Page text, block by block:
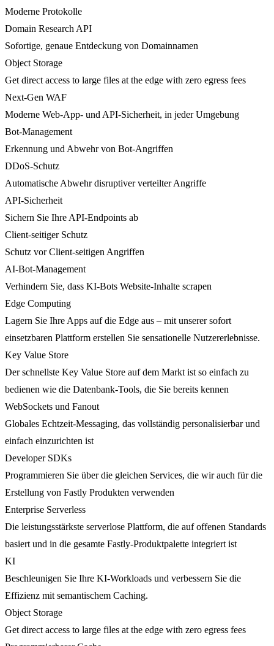
Moderne Protokolle
Domain Research API
Sofortige, genaue Entdeckung von Domainnamen
Object Storage
Get direct access to large files at the edge with zero egress fees
Next-Gen WAF
Moderne Web-App- und API-Sicherheit, in jeder Umgebung
Bot-Management
Erkennung und Abwehr von Bot-Angriffen
DDoS-Schutz
Automatische Abwehr disruptiver verteilter Angriffe
API-Sicherheit
Sichern Sie Ihre API-Endpoints ab
Client-seitiger Schutz
Schutz vor Client-seitigen Angriffen
AI-Bot-Management
Verhindern Sie, dass KI-Bots Website-Inhalte scrapen
Edge Computing
Lagern Sie Ihre Apps auf die Edge aus – mit unserer sofort
einsetzbaren Plattform erstellen Sie sensationelle Nutzererlebnisse.
Key Value Store
Der schnellste Key Value Store auf dem Markt ist so einfach zu
bedienen wie die Datenbank-Tools, die Sie bereits kennen
WebSockets und Fanout
Globales Echtzeit-Messaging, das vollständig personalisierbar und
einfach einzurichten ist
Developer SDKs
Programmieren Sie über die gleichen Services, die wir auch für die
Erstellung von Fastly Produkten verwenden
Enterprise Serverless
Die leistungsstärkste serverlose Plattform, die auf offenen Standards
basiert und in die gesamte Fastly-Produktpalette integriert ist
KI
Beschleunigen Sie Ihre KI-Workloads und verbessern Sie die
Effizienz mit semantischem Caching.
Object Storage
Get direct access to large files at the edge with zero egress fees